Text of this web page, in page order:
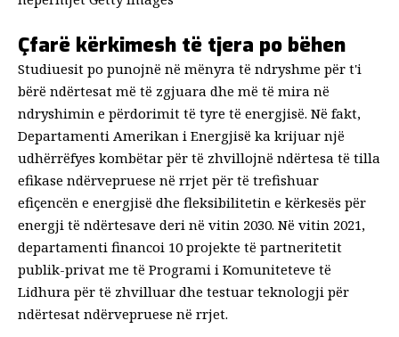
Çfarë kërkimesh të tjera po bëhen
Studiuesit po punojnë në mënyra të ndryshme për t'i
bërë ndërtesat më të zgjuara dhe më të mira në
ndryshimin e përdorimit të tyre të energjisë. Në fakt,
Departamenti Amerikan i Energjisë ka krijuar një
udhërrëfyes kombëtar për të zhvillojnë ndërtesa të tilla
efikase ndërvepruese në rrjet për të trefishuar
efiçencën e energjisë dhe fleksibilitetin e kërkesës për
energji të ndërtesave deri në vitin 2030. Në vitin 2021,
departamenti financoi 10 projekte të partneritetit
publik-privat me të Programi i Komuniteteve të
Lidhura për të zhvilluar dhe testuar teknologji për
ndërtesat ndërvepruese në rrjet.